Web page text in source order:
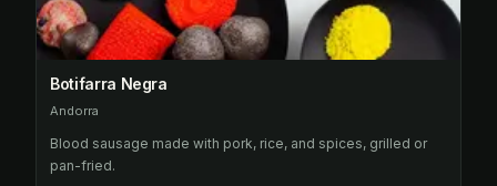
Botifarra Negra
Andorra
Blood sausage made with pork, rice, and spices, grilled or
pan-fried.